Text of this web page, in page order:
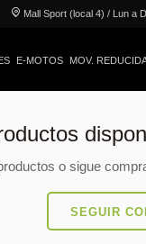
Mall Sport (local 4) / Lun a
E-MOTOS MOV.
o sigue
SEGUIR